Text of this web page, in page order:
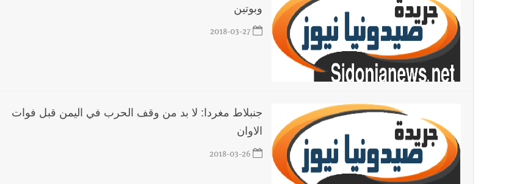
وبوتين
2018-03-27
جنبلاط مغردا: لا بد من وقف الحرب في اليمن قبل فوات
الاوان
2018-03-26